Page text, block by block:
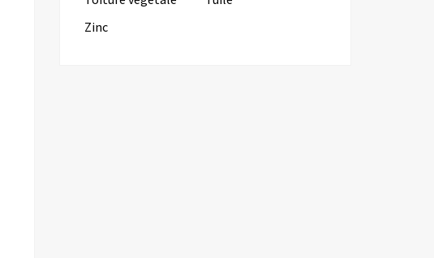
Zinc